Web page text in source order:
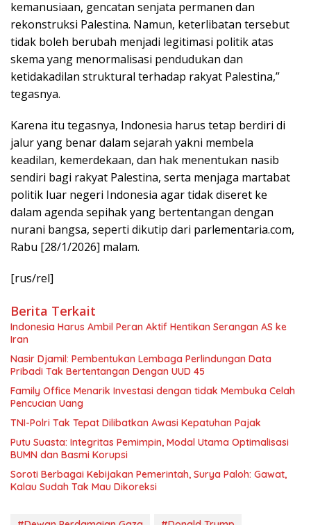
kemanusiaan, gencatan senjata permanen dan
rekonstruksi Palestina. Namun, keterlibatan tersebut
tidak boleh berubah menjadi legitimasi politik atas
skema yang menormalisasi pendudukan dan
ketidakadilan struktural terhadap rakyat Palestina,”
tegasnya.
Karena itu tegasnya, Indonesia harus tetap berdiri di
jalur yang benar dalam sejarah yakni membela
keadilan, kemerdekaan, dan hak menentukan nasib
sendiri bagi rakyat Palestina, serta menjaga martabat
politik luar negeri Indonesia agar tidak diseret ke
dalam agenda sepihak yang bertentangan dengan
nurani bangsa, seperti dikutip dari parlementaria.com,
Rabu [28/1/2026] malam.
[rus/rel]
Berita Terkait
Indonesia Harus Ambil Peran Aktif Hentikan Serangan AS ke
Iran
Nasir Djamil: Pembentukan Lembaga Perlindungan Data
Pribadi Tak Bertentangan Dengan UUD 45
Family Office Menarik Investasi dengan tidak Membuka Celah
Pencucian Uang
TNI-Polri Tak Tepat Dilibatkan Awasi Kepatuhan Pajak
Putu Suasta: Integritas Pemimpin, Modal Utama Optimalisasi
BUMN dan Basmi Korupsi
Soroti Berbagai Kebijakan Pemerintah, Surya Paloh: Gawat,
Kalau Sudah Tak Mau Dikoreksi